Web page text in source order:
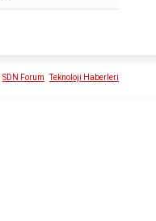
SDN Forum Teknoloji Haberleri